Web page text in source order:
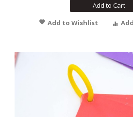
Add to Cart
Add to Wishlist